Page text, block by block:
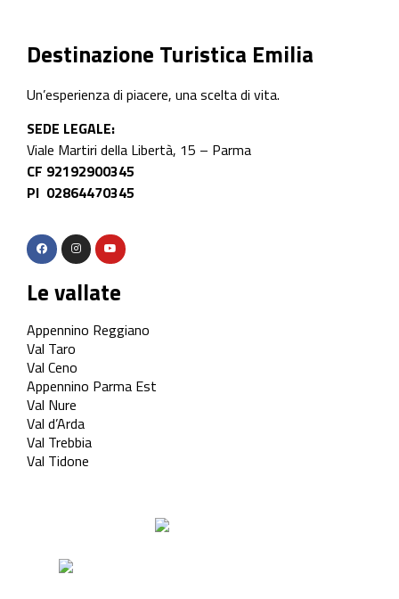
Destinazione Turistica Emilia
Un’esperienza di piacere, una scelta di vita.
SEDE LEGALE:
Viale Martiri della Libertà, 15 – Parma
CF 92192900345
PI 02864470345
Le vallate
Appennino Reggiano
Val Taro
Val Ceno
Appennino Parma Est
Val Nure
Val d’Arda
Val Trebbia
Val Tidone